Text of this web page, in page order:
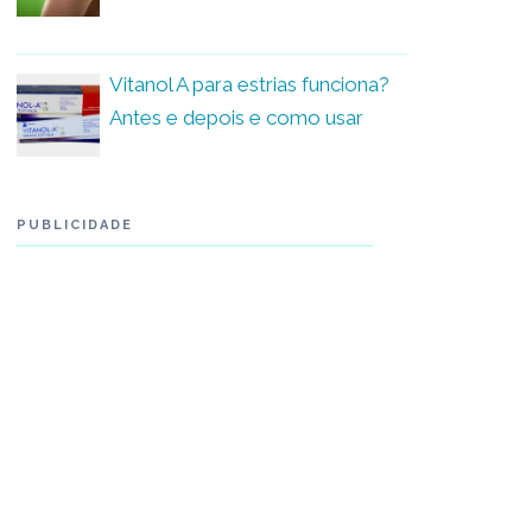
Vitanol A para estrias funciona?
Antes e depois e como usar
PUBLICIDADE